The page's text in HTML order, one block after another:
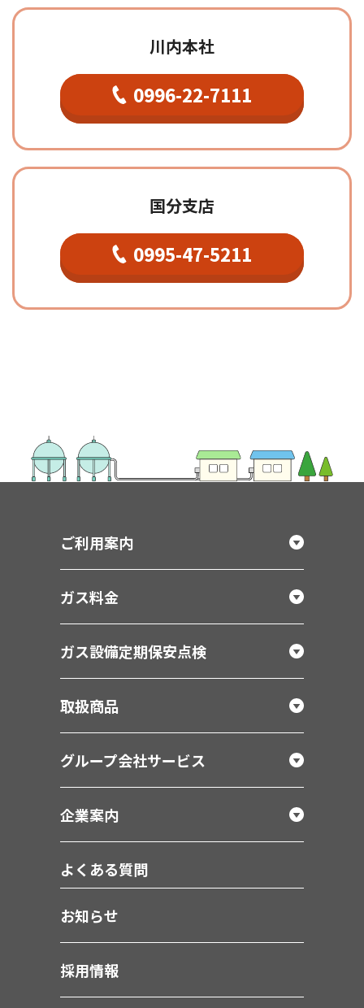
川内本社
0996-22-7111
国分支店
0995-47-5211
ご利用案内
ガス料金
ガス設備定期保安点検
取扱商品
グループ会社サービス
企業案内
よくある質問
お知らせ
採用情報